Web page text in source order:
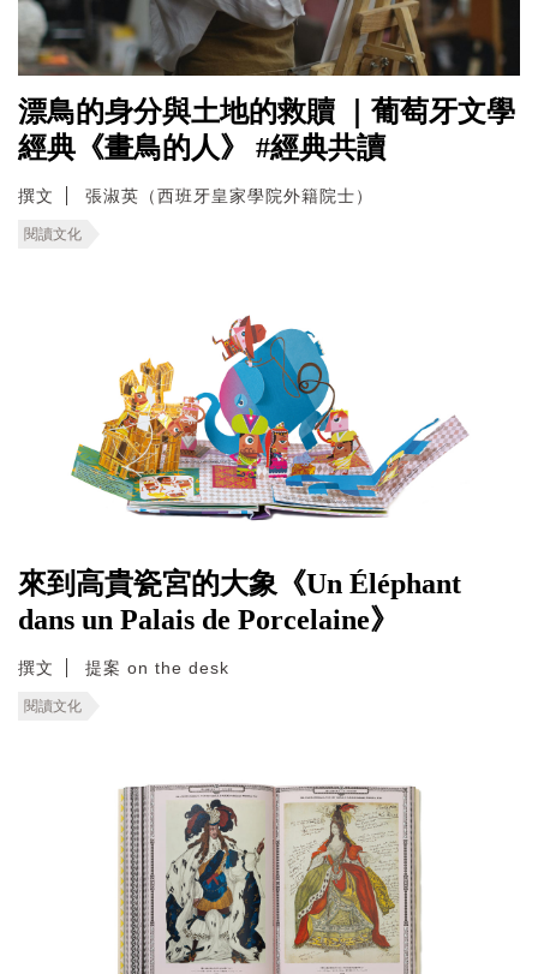
漂鳥的身分與土地的救贖 ｜葡萄牙文學
經典《畫鳥的人》 #經典共讀
撰文 張淑英（西班牙皇家學院外籍院士）
閱讀文化
來到高貴瓷宮的大象《Un Éléphant
dans un Palais de Porcelaine》
撰文 提案 on the desk
閱讀文化